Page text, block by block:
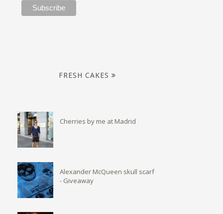
FRESH CAKES
Cherries by me at Madrid
Alexander McQueen skull scarf
- Giveaway